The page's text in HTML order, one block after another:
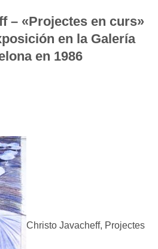
– «Projectes en curs»
en la Galería
en 1986
Christo Javacheff, Projectes